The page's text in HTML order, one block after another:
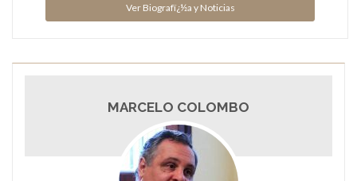
Ver Biografï¿½a y Noticias
MARCELO COLOMBO